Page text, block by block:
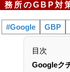
務所のGBP対
#Google GBP
目次
Googleク